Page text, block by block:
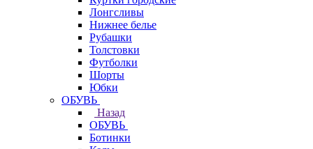
Лонгсливы
Нижнее белье
Рубашки
Толстовки
Футболки
Шорты
Юбки
ОБУВЬ
Назад
ОБУВЬ
Ботинки